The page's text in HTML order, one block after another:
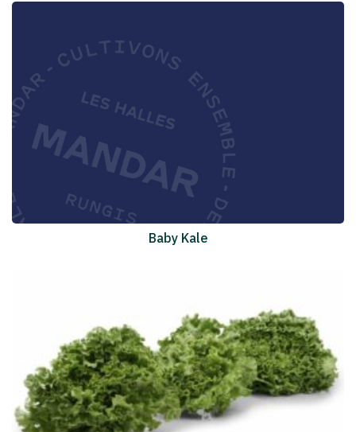
Baby Kale